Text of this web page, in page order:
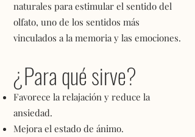
naturales para estimular el sentido del
olfato, uno de los sentidos más
vinculados a la memoria y las emociones.
¿Para qué sirve?
Favorece la relajación y reduce la
ansiedad.
Mejora el estado de ánimo.